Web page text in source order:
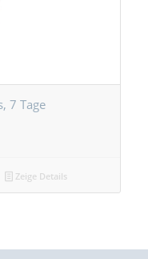
7 Tage
Zeige Details